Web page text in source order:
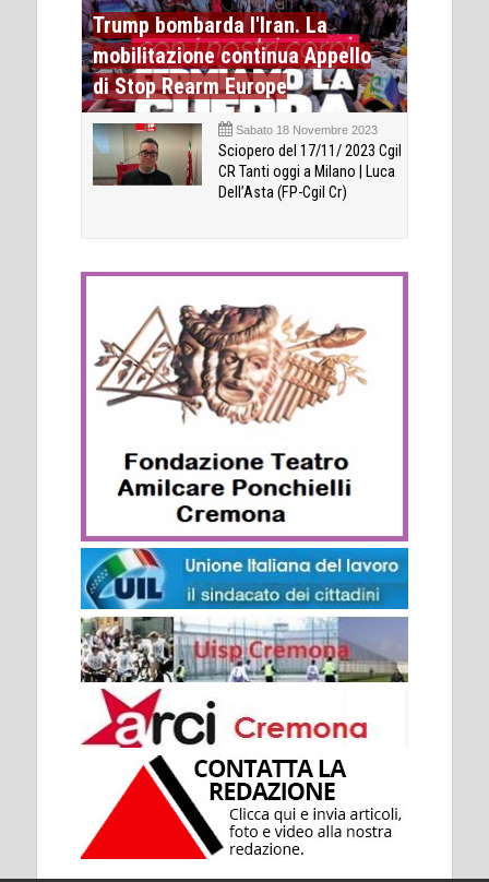
Trump bombarda l'Iran. La
mobilitazione continua Appello
di Stop Rearm Europe
Sabato 18 Novembre 2023
Sciopero del 17/11/ 2023 Cgil
CR Tanti oggi a Milano | Luca
Dell’Asta (FP-Cgil Cr)